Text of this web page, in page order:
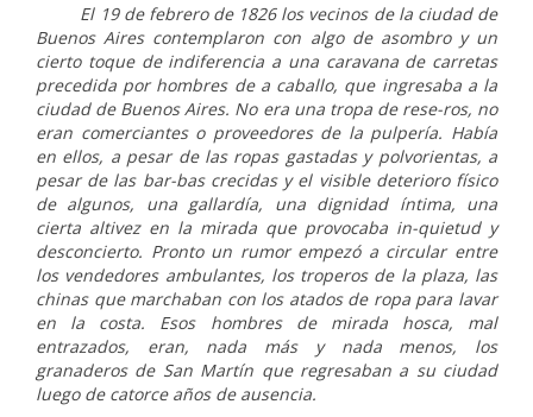
El 19 de febrero de 1826 los vecinos de la ciudad de
Buenos Aires contemplaron con algo de asombro y un
cierto toque de indiferencia a una caravana de carretas
precedida por hombres de a caballo, que ingresaba a la
ciudad de Buenos Aires. No era una tropa de rese-ros, no
eran comerciantes o proveedores de la pulpería. Había
en ellos, a pesar de las ropas gastadas y polvorientas, a
pesar de las bar-bas crecidas y el visible deterioro físico
de algunos, una gallardía, una dignidad íntima, una
cierta altivez en la mirada que provocaba in-quietud y
desconcierto. Pronto un rumor empezó a circular entre
los vendedores ambulantes, los troperos de la plaza, las
chinas que marchaban con los atados de ropa para lavar
en la costa. Esos hombres de mirada hosca, mal
entrazados, eran, nada más y nada menos, los
granaderos de San Martín que regresaban a su ciudad
luego de catorce años de ausencia.